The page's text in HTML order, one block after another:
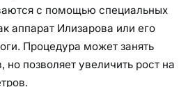
с помощью специальных
аппарат Илизарова или его
Процедура может занять
но позволяет увеличить рост на